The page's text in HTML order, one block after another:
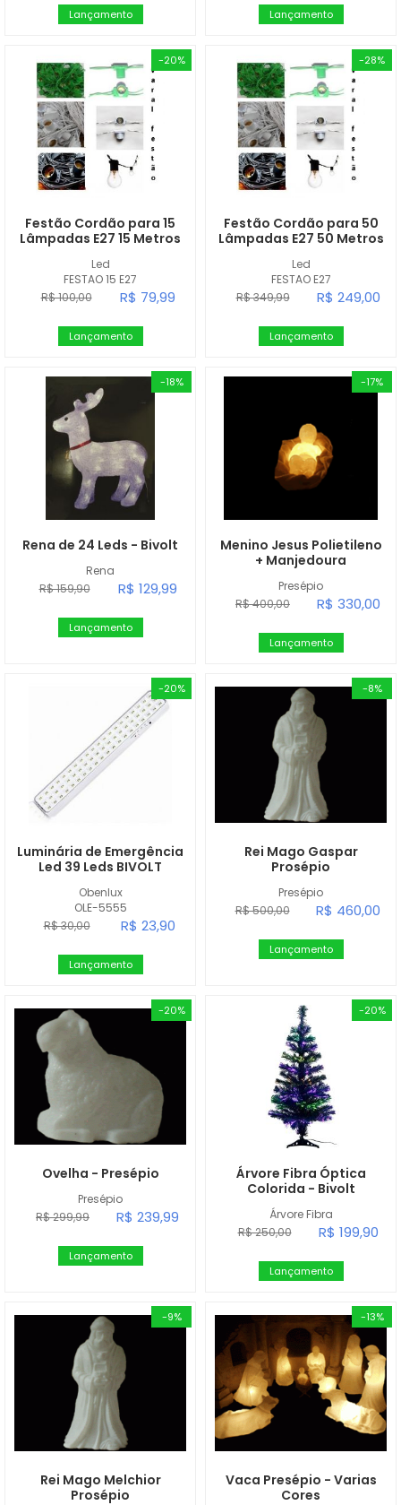
Lançamento Lançamento
-20%
Led
FESTAO 15 E27
Festão Cordão para 15
Lâmpadas E27 15 Metros
R$ 100,00 R$ 79,99
Lançamento
-28%
Led
FESTAO E27
Festão Cordão para 50
Lâmpadas E27 50 Metros
R$ 349,99 R$ 249,00
Lançamento
-18%
Rena
Rena de 24 Leds - Bivolt
R$ 159,90 R$ 129,99
Lançamento
-17%
Presépio
Menino Jesus Polietileno
+ Manjedoura
R$ 400,00 R$ 330,00
Lançamento
-20%
Obenlux
OLE-5555
Luminária de Emergência
Led 39 Leds BIVOLT
R$ 30,00 R$ 23,90
Lançamento
-8%
Presépio
Rei Mago Gaspar
Prosépio
R$ 500,00 R$ 460,00
Lançamento
-20%
Presépio
Ovelha - Presépio
R$ 299,99 R$ 239,99
Lançamento
-20%
Árvore Fibra
Árvore Fibra Óptica
Colorida - Bivolt
R$ 250,00 R$ 199,90
Lançamento
-9%
Rei Mago Melchior
Prosépio
-13%
Vaca Presépio - Varias
Cores